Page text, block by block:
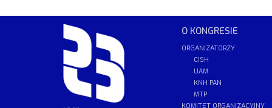
O KONGRESIE
ORGANIZATORZY
CISH
UAM
KNH PAN
MTP
KOMITET ORGANIZACYJNY